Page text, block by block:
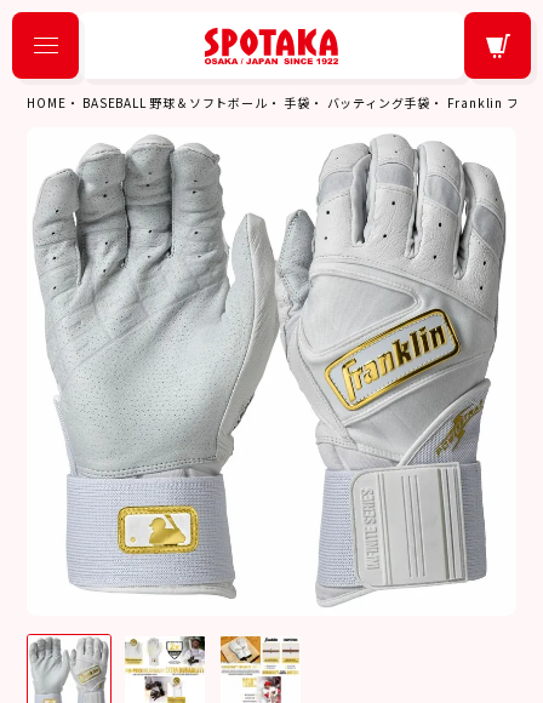
HOME BASEBALL 野球＆ソフトボール 手袋 バッティング手袋 Franklin フラ